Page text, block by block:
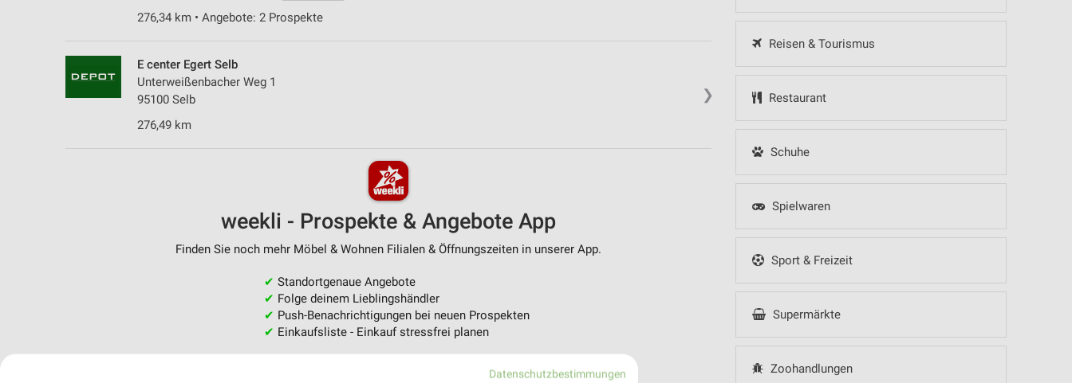
Reisen & Tourismus
Restaurant
Schuhe
Spielwaren
Sport & Freizeit
Supermärkte
Zoohandlungen
276,34 km • Angebote: 2 Prospekte
❯
E center Egert Selb
Unterweißenbacher Weg 1
95100 Selb
276,49 km
weekli - Prospekte & Angebote App
Finden Sie noch mehr Möbel & Wohnen Filialen & Öffnungszeiten in unserer App.
✔ Standortgenaue Angebote
✔ Folge deinem Lieblingshändler
✔ Push-Benachrichtigungen bei neuen Prospekten
✔ Einkaufsliste - Einkauf stressfrei planen
Datenschutzbestimmungen